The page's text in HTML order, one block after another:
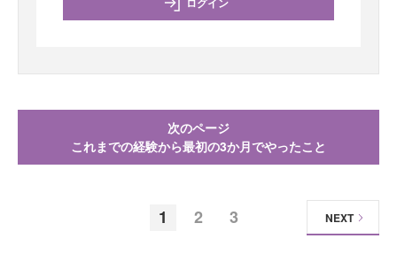
次のページ
これまでの経験から最初の3か月でやったこと
1 2 3 NEXT